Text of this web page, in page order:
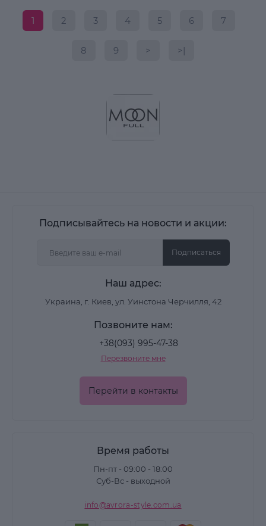
1 2 3 4 5 6 7
8 9 > >|
Подписывайтесь на новости и акции:
Подписаться
Наш адрес:
Украина, г. Киев, ул. Уинстона Черчилля, 42
Позвоните нам:
+38(093) 995-47-38
Перезвоните мне
Перейти в контакты
Время работы
Пн-пт - 09:00 - 18:00
Суб-Вс - выходной
info@avrora-style.com.ua